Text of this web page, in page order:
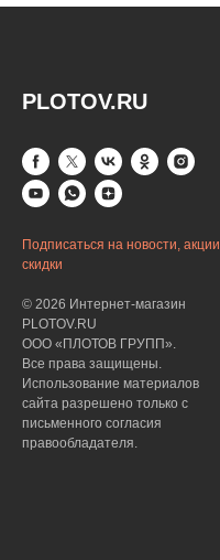
PLOTOV.RU
Подписаться на новости, акции
скидки
© 2026 Интернет-магазин
PLOTOV.RU
ООО «ПЛОТОВ ГРУПП».
Все права защищены.
Использование материалов
сайта разрешено только с
письменного согласия
правообладателя.